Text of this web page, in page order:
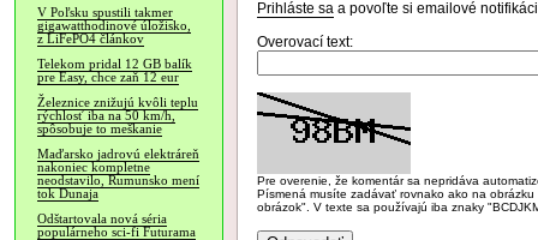
V Poľsku spustili takmer
gigawatthodinové úložisko,
z LiFePO4 článkov
Telekom pridal 12 GB balík
pre Easy, chce zaň 12 eur
Železnice znižujú kvôli teplu
rýchlosť iba na 50 km/h,
spôsobuje to meškanie
Maďarsko jadrovú elektráreň
nakoniec kompletne
neodstavilo, Rumunsko mení
tok Dunaja
Odštartovala nová séria
populárneho sci-fi Futurama
Prihláste sa a povoľte si emailové
Overovací text:
Pre overenie, že komentár sa nepridáva
Písmená musíte zadávať rovnako ako na
obrázok". V texte sa používajú iba znaky